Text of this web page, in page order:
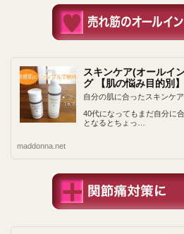
スキンケア(オールイ
グ 【肌の悩み目的別】
自分の肌に合ったスキンケ
40代になってもまだ自分に
となるとちょっ…
maddonna.net